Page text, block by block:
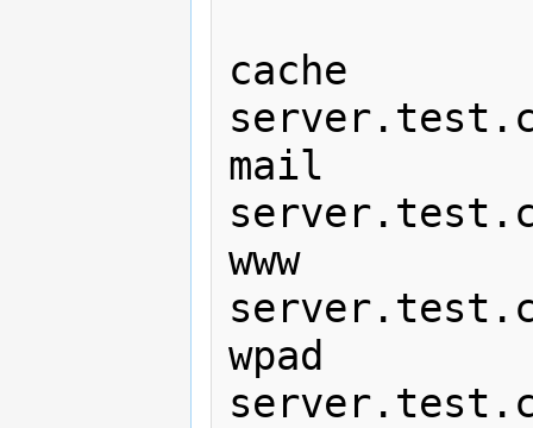
cache
mail
www
wpad